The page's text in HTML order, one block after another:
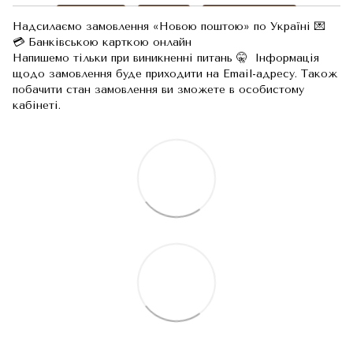
Надсилаємо замовлення «Новою поштою» по Україні 💌
💳 Банківською карткою онлайн
Напишемо тільки при виникненні питань 🤫 Інформація
щодо замовлення буде приходити на Email-адресу. Також
побачити стан замовлення ви зможете в особистому
кабінеті.